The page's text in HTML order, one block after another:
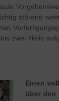
störend
zwei Helis
Einen
über den